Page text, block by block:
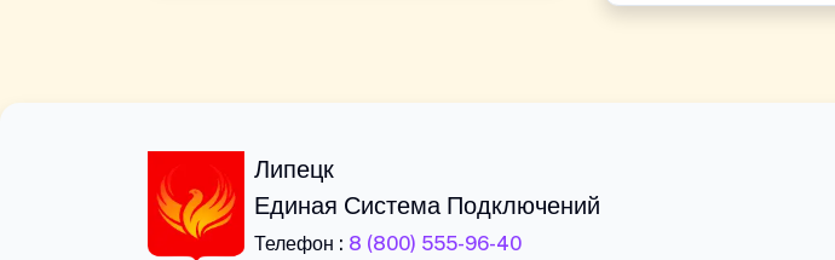
Липецк
Единая Система Подключений
Телефон : 8 (800) 555-96-40